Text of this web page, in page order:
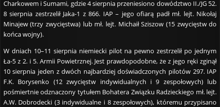
Charkowem i Sumami, gdzie 4 sierpnia przeniesiono dowództwo II./JG 52.
8 sierpnia zestrzelił Jaka-1 z 866. IAP – jego ofiarą padł mł. lejt. Nikołaj
Minajew (trzy zwycięstwa) lub mł. lejt. Michaił Sziszow (15 zwycięstw do
końca wojny).
W dniach 10–11 sierpnia niemiecki pilot na pewno zestrzelił po jednym
Ła-5 z 2. i 5. Armii Powietrznej. Jest prawdopodobne, że z jego ręki zginął
10 sierpnia jeden z dwóch najbardziej doświadczonych pilotów 297. IAP
F.K. Borysenko (12 zwycięstw indywidualnych i 9 zespołowych) lub
pośmiertnie odznaczony tytułem Bohatera Związku Radzieckiego mł. lejt.
A.W. Dobrodecki (3 indywidualne i 8 zespołowych), któremu przypisano